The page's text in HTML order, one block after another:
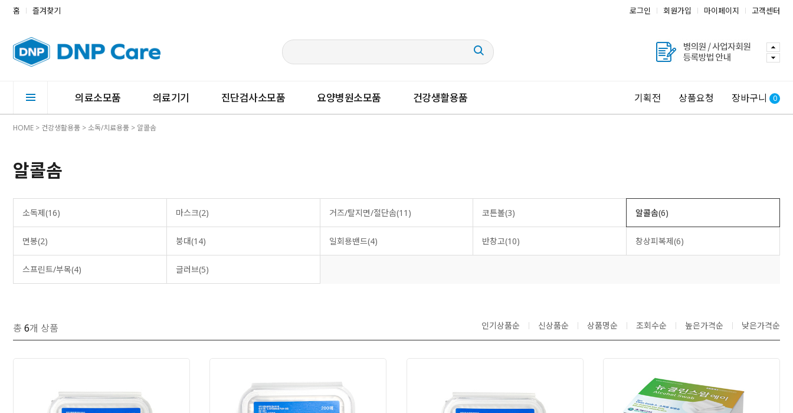
홈 즐겨찾기 로그인 회원가입 마이페이지 고객센터
의료소모품 의료기기 진단검사소모품 요양병원소모품 건강생활용품 기획전 상품요청 장바구니 0
HOME > 건강생활용품 >소독/치료용품 > 알콜솜
알콜솜
소독제(16) 마스크(2) 거즈/탈지면/절단솜(11) 코튼볼(3) 알콜솜(6)
면봉(2) 붕대(14) 일회용밴드(4) 반창고(10) 창상피복제(6)
스프린트/부목(4) 글러브(5)
총 6개 상품 인기상품순 신상품순 상품명순 조회수순 높은가격순 낮은가격순